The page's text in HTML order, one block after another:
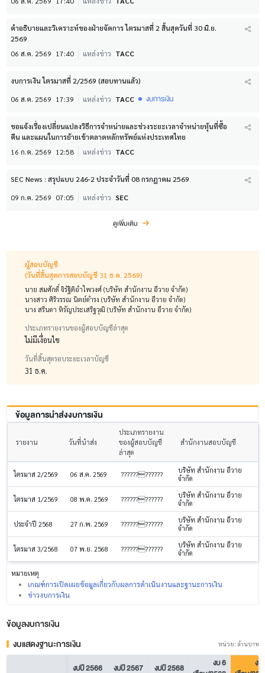
คำอธิบายและวิเคราะห์ของฝ่ายจัดการ ไตรมาสที่ 2 สิ้นสุดวันที่ 30 มิ.ย.
2569
06 ส.ค. 2569 17:40 แหล่งข่าว TACC
งบการเงิน ไตรมาสที่ 2/2569 (สอบทานแล้ว)
06 ส.ค. 2569 17:39 แหล่งข่าว TACC งบการเงิน
ขอแจ้งเรื่องเปลี่ยนแปลงวิธีการจำหน่ายและช่วงระยะเวลาจำหน่ายหุ้นที่ซื้อ
คืน และแผนในการย้ายเข้าตลาดหลักทรัพย์แห่งประเทศไทย
16 ก.ค. 2569 12:58 แหล่งข่าว TACC
SEC News : สรุปแบบ 246-2 ประจำวันที่ 08 กรกฎาคม 2569
09 ก.ค. 2569 07:05 แหล่งข่าว SEC
ดูเพิ่มเติม
ผู้สอบบัญชี
(วันที่สิ้นสุดการสอบบัญชี 31 ธ.ค. 2569)
นาย สมศักดิ์ จิรัฐิติอำไพวงศ์ (บริษัท สำนักงาน อีวาย จำกัด)
นางสาว ศิริวรรณ นิตย์ดำรง (บริษัท สำนักงาน อีวาย จำกัด)
นาง สรินดา หิรัญประเสริฐวุฒิ (บริษัท สำนักงาน อีวาย จำกัด)
ประเภทรายงานของผู้สอบบัญชีล่าสุด
ไม่มีเงื่อนไข
วันที่สิ้นสุดรอบระยะเวลาบัญชี
31 ธ.ค.
ข้อมูลการนำส่งงบการเงิน
รายงาน วันที่นำส่ง
ประเภทรายงาน
ของผู้สอบบัญชี
ล่าสุด
สำนักงานสอบบัญชี
ไตรมาส 2/2569 06 ส.ค. 2569 ????????????
บริษัท สำนักงาน อีวาย
จำกัด
ไตรมาส 1/2569 08 พ.ค. 2569 ????????????
บริษัท สำนักงาน อีวาย
จำกัด
ประจำปี 2568 27 ก.พ. 2569 ????????????
บริษัท สำนักงาน อีวาย
จำกัด
ไตรมาส 3/2568 07 พ.ย. 2568 ????????????
บริษัท สำนักงาน อีวาย
จำกัด
หมายเหตุ
เกณฑ์การเปิดเผยข้อมูลเกี่ยวกับผลการดำเนินงานและฐานะการเงิน
ข่าวงบการเงิน
ข้อมูลงบการเงิน
งบแสดงฐานะการเงิน
หน่วย: ล้านบาท
งบปี 2566 งบปี 2567 งบปี 2568
งบ 6
งบ